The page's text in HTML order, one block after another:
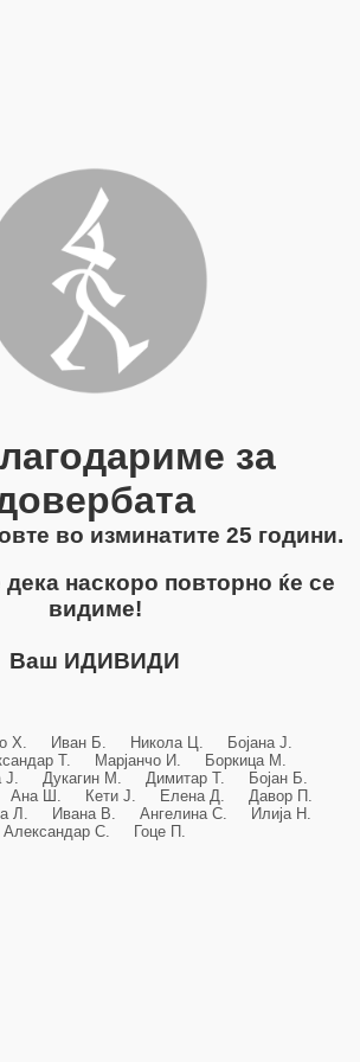
за
во изминатите 25 години.
наскоро повторно ќе се
видиме!
Ваш ИДИВИДИ
Х. Иван Б. Никола Ц. Бојана Ј.
Т. Марјанчо И. Боркица М.
Ј. Дукагин М. Димитар Т. Бојан Б.
Ш. Кети Ј. Елена Д. Давор П.
Л. Ивана В. Ангелина С. Илија Н.
Александар С. Гоце П.